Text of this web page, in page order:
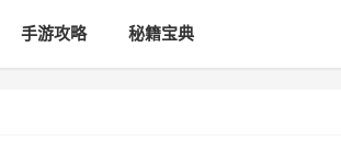
手游攻略 秘籍宝典